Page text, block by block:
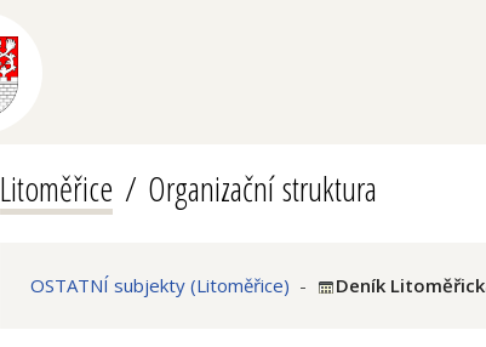
Litoměřice Organizační struktura
OSTATNÍ subjekty (Litoměřice) - Deník